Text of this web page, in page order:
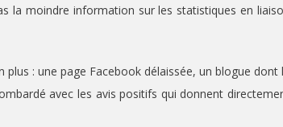
la moindre information sur les statistiques en
: une page Facebook délaissée, un blogue dont
avec les avis positifs qui donnent